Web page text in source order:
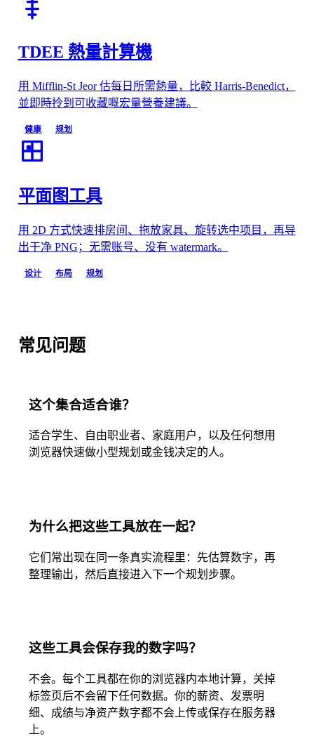
TDEE 熱量計算機
用 Mifflin-St Jeor 估每日所需熱量，比較 Harris-Benedict，
並即時拎到可收藏嘅宏量營養建議。
健康 规划
平面图工具
用 2D 方式快速排房间、拖放家具、旋转选中项目，再导
出干净 PNG；无需账号、没有 watermark。
设计 布局 规划
常见问题
这个集合适合谁？
适合学生、自由职业者、家庭用户，以及任何想用
浏览器快速做小型规划或金钱决定的人。
为什么把这些工具放在一起？
它们常出现在同一条真实流程里：先估算数字，再
整理输出，然后直接进入下一个规划步骤。
这些工具会保存我的数字吗？
不会。每个工具都在你的浏览器内本地计算，关掉
标签页后不会留下任何数据。你的薪资、发票明
细、成绩与净资产数字都不会上传或保存在服务器
上。